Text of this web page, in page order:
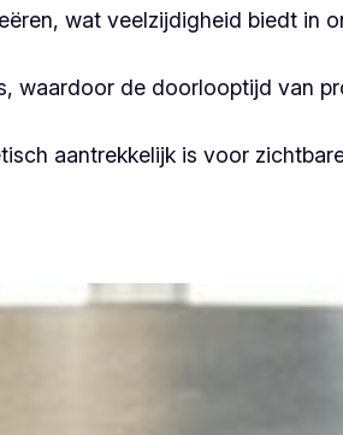
wat veelzijdigheid biedt in
waardoor de doorlooptijd van
aantrekkelijk is voor